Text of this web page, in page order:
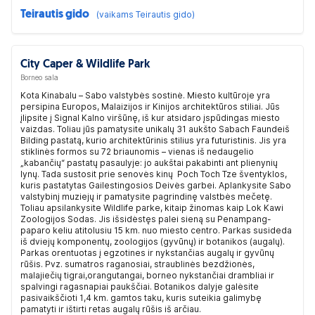
Teirautis gido (vaikams Teirautis gido)
City Caper & Wildlife Park
Borneo sala
Kota Kinabalu – Sabo valstybės sostinė. Miesto kultūroje yra
persipina Europos, Malaizijos ir Kinijos architektūros stiliai. Jūs
įlipsite į Signal Kalno viršūnę, iš kur atsidaro įspūdingas miesto
vaizdas. Toliau jūs pamatysite unikalų 31 aukšto Sabach Faundeiš
Bilding pastatą, kurio architektūrinis stilius yra futuristinis. Jis yra
stiklinės formos su 72 briaunomis – vienas iš nedaugelio
„kabančių“ pastatų pasaulyje: jo aukštai pakabinti ant plienynių
lynų. Tada sustosit prie senovės kinų Poch Toch Tze šventyklos,
kuris pastatytas Gailestingosios Deivės garbei. Aplankysite Sabo
valstybinį muziejų ir pamatysite pagrindinę valstbės mečetę.
Toliau apsilankysite Wildlife parke, kitaip žinomas kaip Lok Kawi
Zoologijos Sodas. Jis išsidėstęs palei sieną su Penampang-
paparo keliu atitolusiu 15 km. nuo miesto centro. Parkas susideda
iš dviejų komponentų, zoologijos (gyvūnų) ir botanikos (augalų).
Parkas orentuotas į egzotines ir nykstančias augalų ir gyvūnų
rūšis. Pvz. sumatros raganosiai, straublinės bezdžionės,
malajiečių tigrai,orangutangai, borneo nykstančiai drambliai ir
spalvingi ragasnapiai paukščiai. Botanikos dalyje galėsite
pasivaikščioti 1,4 km. gamtos taku, kuris suteikia galimybę
pamatyti ir ištirti retas augalų rūšis iš arčiau.